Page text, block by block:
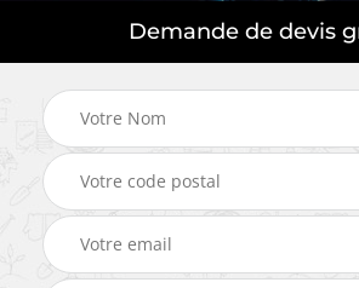
Demande de devis